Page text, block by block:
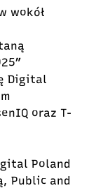
wokół
Digital
oraz T-
Poland
Public and